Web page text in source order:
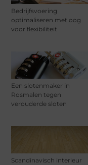
Bedrijfsvoering
optimaliseren met oog
voor flexibiliteit
Een slotenmaker in
Rosmalen tegen
verouderde sloten
Scandinavisch interieur